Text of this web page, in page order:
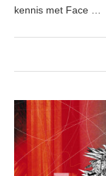
kennis met Face …